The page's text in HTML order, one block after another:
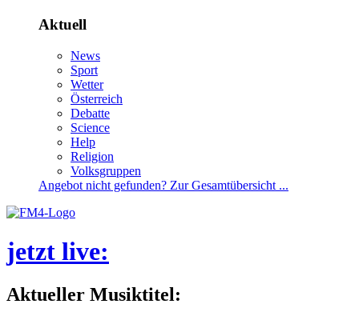
Aktuell
News
Sport
Wetter
Österreich
Debatte
Science
Help
Religion
Volksgruppen
Angebotnichtgefunden?ZurGesamtübersicht...
jetztlive:
AktuellerMusiktitel: